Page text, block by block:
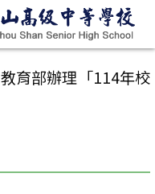
教育部辦理「114年校